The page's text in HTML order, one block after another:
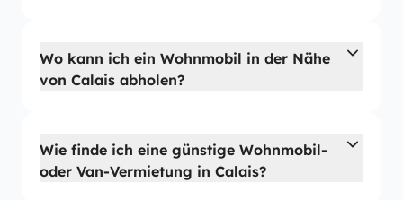
Wo kann ich ein Wohnmobil in der Nähe
von Calais abholen?
Wie finde ich eine günstige Wohnmobil-
oder Van-Vermietung in Calais?